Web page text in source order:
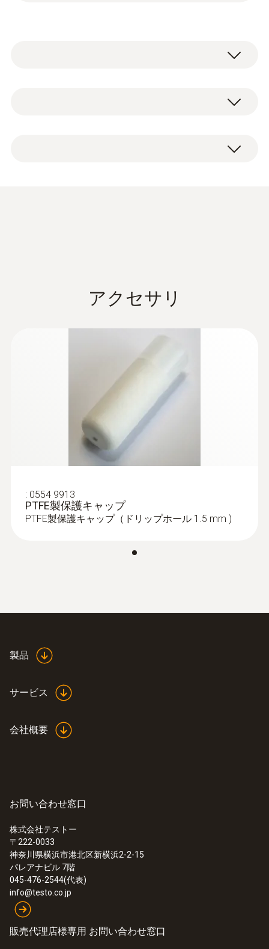
testo 6612 - 温湿度プローブ（ ダクト
:0555 6613
:0555 6614
testo 6614 - 加熱式温湿度プローブ
アクセサリ
: 0554 9913
PTFE製保護キャップ
PTFE製保護キャップ（ドリップホール 1.5 mm )
製品
サービス
会社概要
お問い合わせ窓口
株式会社テストー
〒222-0033
神奈川県横浜市港北区新横浜2-2-15
パレアナビル 7階
045-476-2544(代表)
info@testo.co.jp
販売代理店様専用 お問い合わせ窓口